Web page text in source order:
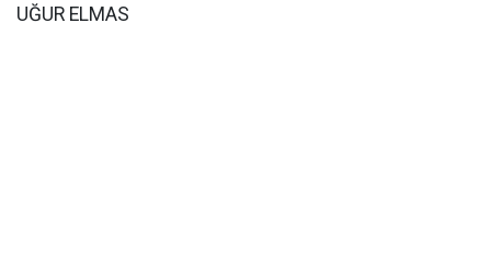
UĞUR ELMAS